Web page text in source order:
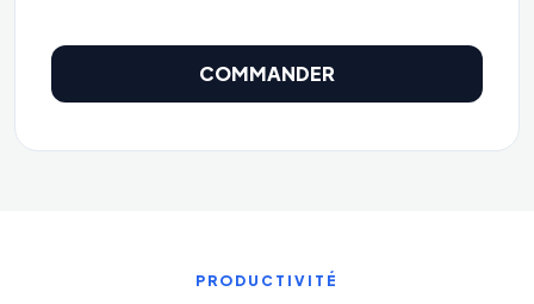
COMMANDER
PRODUCTIVITÉ